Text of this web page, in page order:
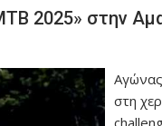
2025» στην
στη